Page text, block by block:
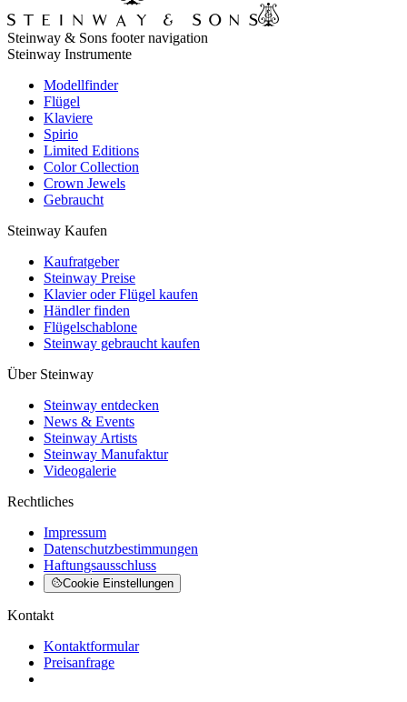
Steinway & Sons footer navigation
Steinway Instrumente
Modellfinder
Flügel
Klaviere
Spirio
Limited Editions
Color Collection
Crown Jewels
Gebraucht
Steinway Kaufen
Kaufratgeber
Steinway Preise
Klavier oder Flügel kaufen
Händler finden
Flügelschablone
Steinway gebraucht kaufen
Über Steinway
Steinway entdecken
News & Events
Steinway Artists
Steinway Manufaktur
Videogalerie
Rechtliches
Impressum
Datenschutzbestimmungen
Haftungsausschluss
Cookie Einstellungen
Kontakt
Kontaktformular
Preisanfrage